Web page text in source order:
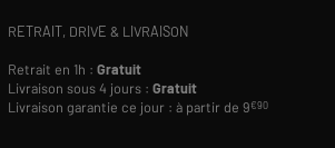
RETRAIT, DRIVE & LIVRAISON
Retrait en 1h :Gratuit
Livraison sous 4 jours :Gratuit
Livraison garantie ce jour : à partir de 9€90